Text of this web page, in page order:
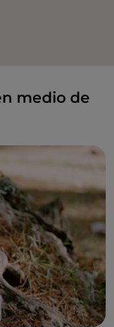
medio de